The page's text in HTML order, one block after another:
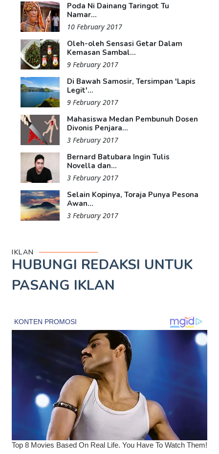
Poda Ni Dainang Taringot Tu
Namar...
10 February 2017
Oleh-oleh Sensasi Getar Dalam
Kemasan Sambal...
9 February 2017
Di Bawah Samosir, Tersimpan 'Lapis
Legit'...
9 February 2017
Mahasiswa Medan Pembunuh Dosen
Divonis Penjara...
3 February 2017
Bernard Batubara Ingin Tulis
Novella dan...
3 February 2017
Selain Kopinya, Toraja Punya Pesona
Awan...
3 February 2017
IKLAN
HUBUNGI REDAKSI UNTUK
PASANG IKLAN